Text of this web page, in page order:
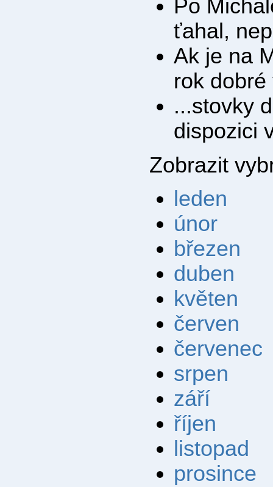
Po
ťahal,
Ak je na
rok
...stovky
dispozici
Zobrazit
leden
únor
březen
duben
květen
červen
červenec
srpen
září
říjen
listopad
prosince